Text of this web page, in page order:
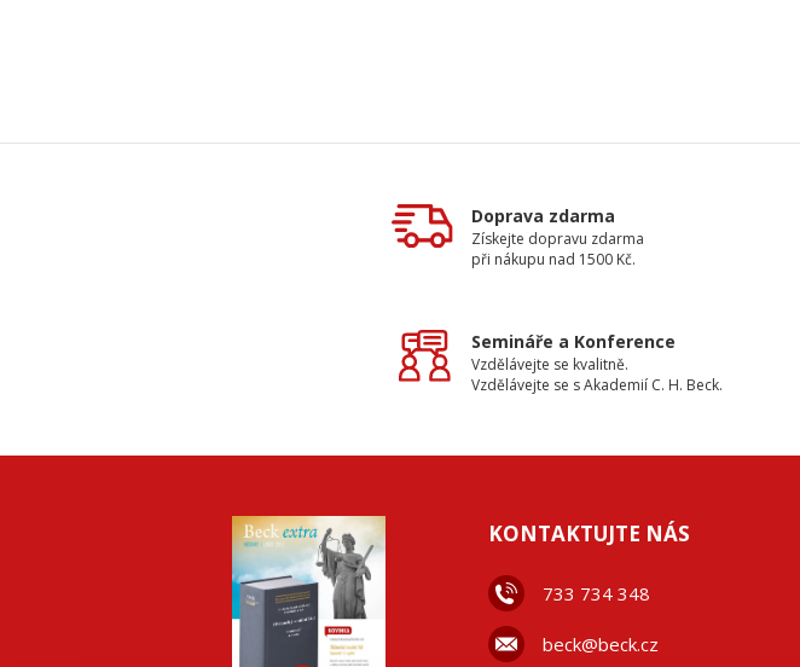
Doprava zdarma
Získejte dopravu zdarma
při nákupu nad 1500 Kč.
Semináře a Konference
Vzdělávejte se kvalitně.
Vzdělávejte se s Akademií C. H. Beck.
KONTAKTUJTE NÁS
733 734 348
beck@beck.cz